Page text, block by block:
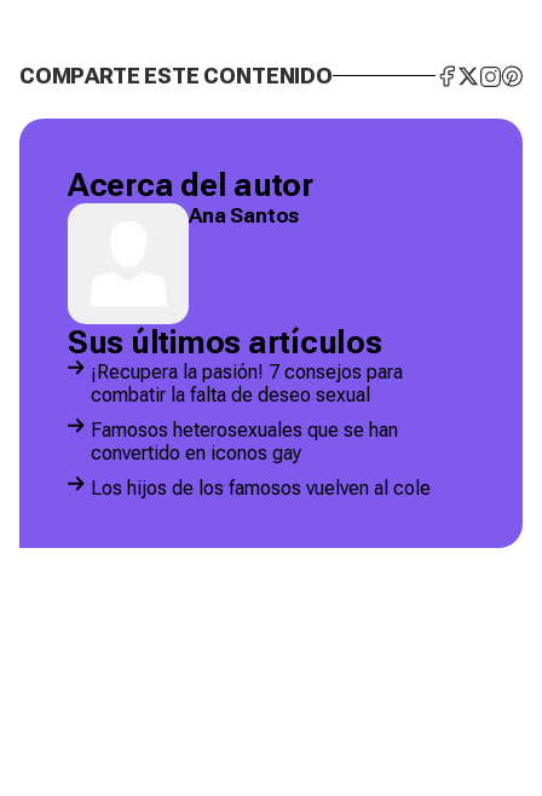
COMPARTE ESTE CONTENIDO
Acerca del autor
Ana Santos
Sus últimos artículos
¡Recupera la pasión! 7 consejos para
combatir la falta de deseo sexual
Famosos heterosexuales que se han
convertido en iconos gay
Los hijos de los famosos vuelven al cole